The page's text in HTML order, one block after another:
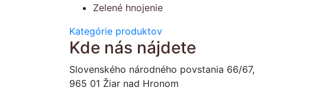
Zelené hnojenie
Kategórie produktov
Kde nás nájdete
Slovenského národného povstania 66/67,
965 01 Žiar nad Hronom